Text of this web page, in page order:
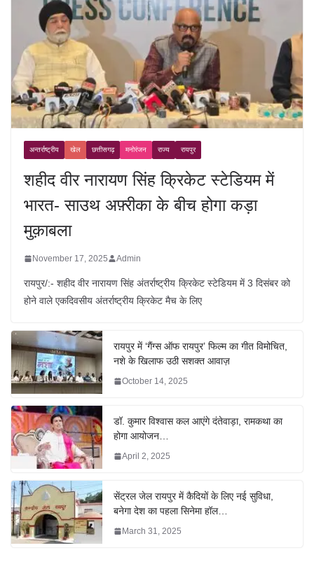
अन्तर्राष्ट्रीय खेल छत्तीसगढ़ मनोरंजन राज्य रायपुर
शहीद वीर नारायण सिंह क्रिकेट स्टेडियम में
भारत- साउथ अफ़्रीका के बीच होगा कड़ा
मुक़ाबला
November 17, 2025 Admin
रायपुर/:- शहीद वीर नारायण सिंह अंतर्राष्ट्रीय क्रिकेट स्टेडियम में 3 दिसंबर को
होने वाले एकदिवसीय अंतर्राष्ट्रीय क्रिकेट मैच के लिए
रायपुर में ‘गैंग्स ऑफ रायपुर’ फिल्म का गीत विमोचित,
नशे के खिलाफ उठी सशक्त आवाज़
October 14, 2025
डॉ. कुमार विश्वास कल आएंगे दंतेवाड़ा, रामकथा का
होगा आयोजन…
April 2, 2025
सेंट्रल जेल रायपुर में कैदियों के लिए नई सुविधा,
बनेगा देश का पहला सिनेमा हॉल…
March 31, 2025